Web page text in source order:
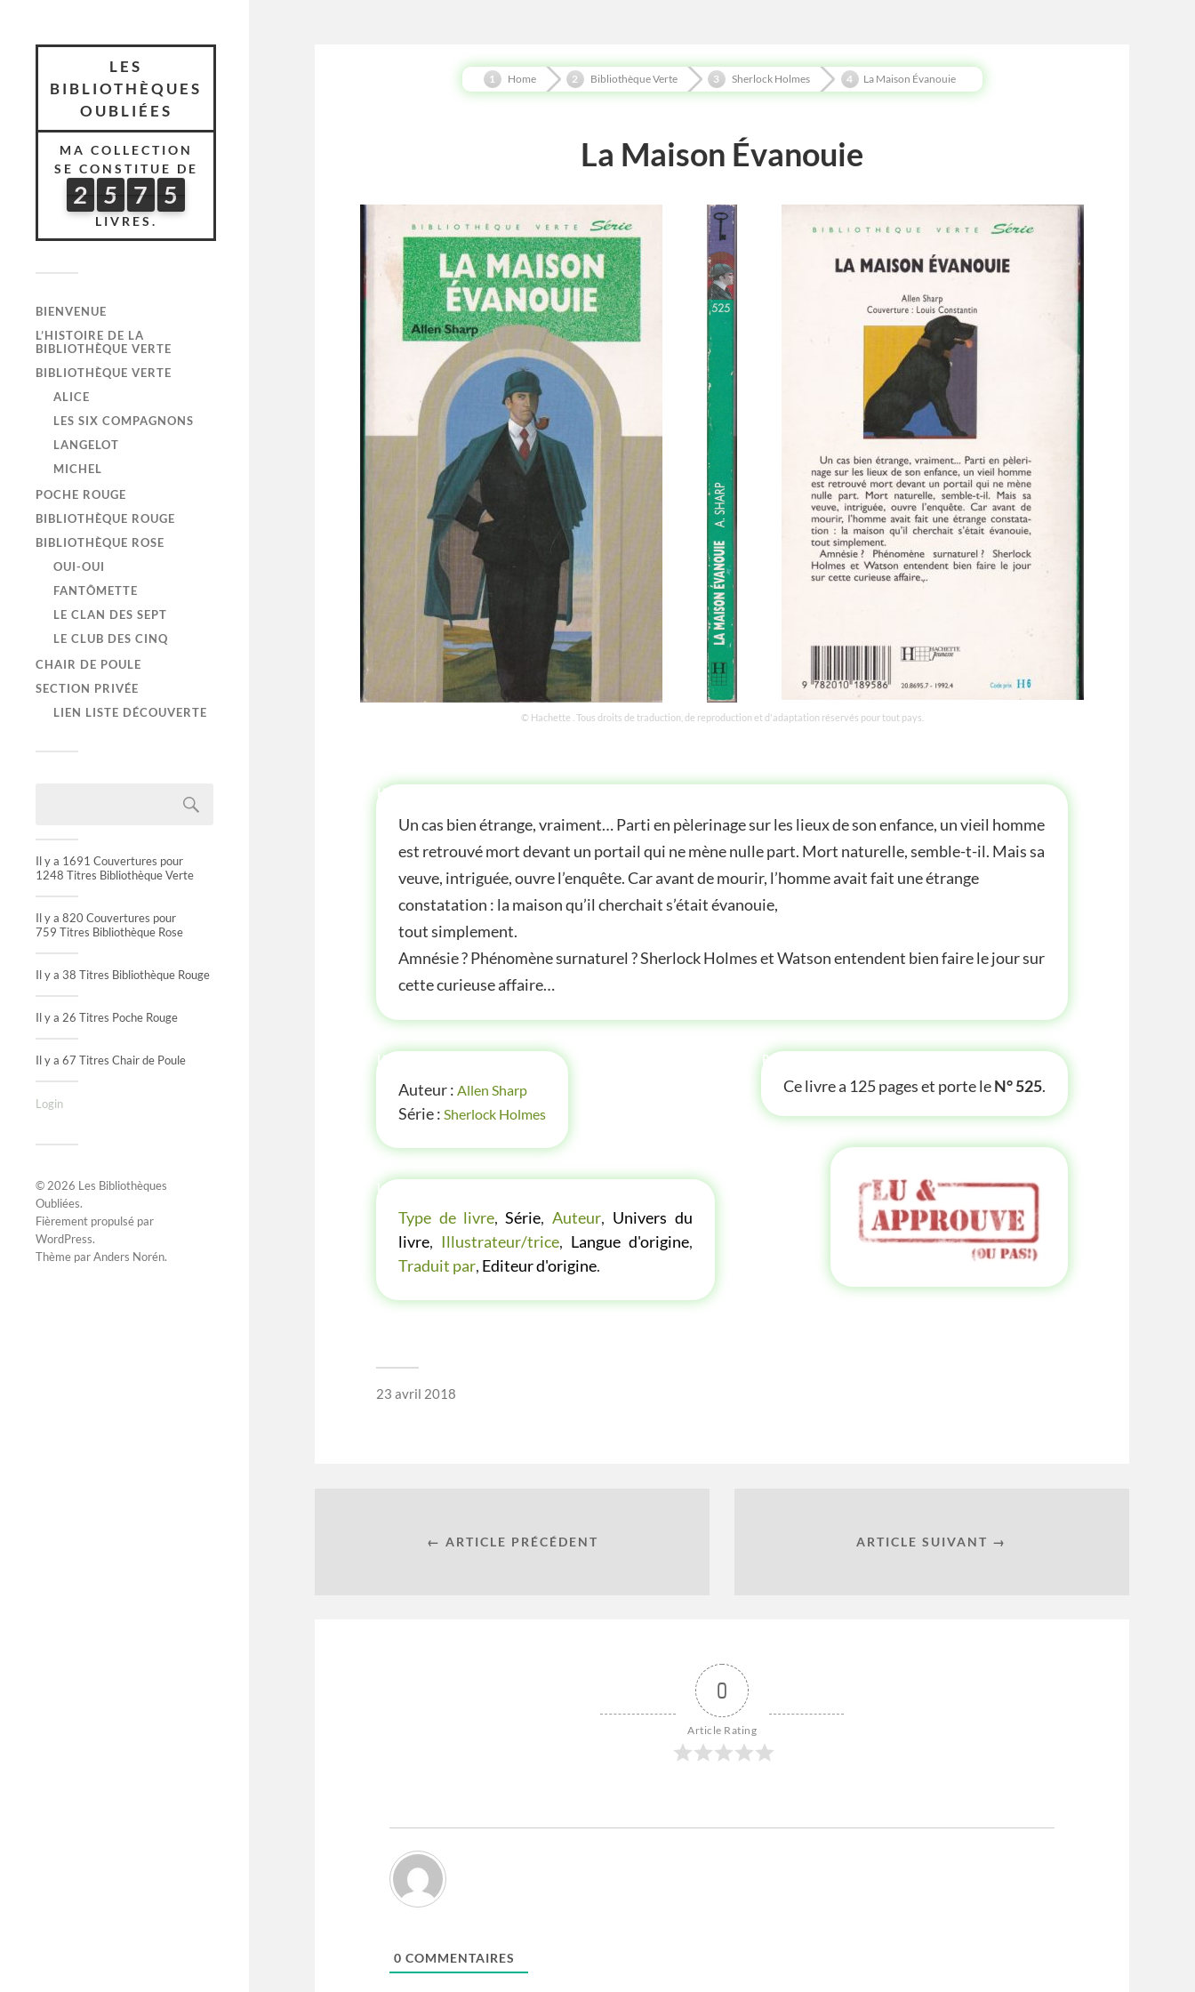
LES
BIBLIOTHÈQUES
OUBLIÉES
MA COLLECTION
SE CONSTITUE DE
2
5
2 5
4
5 7
6
7 5
5
LIVRES.
BIENVENUE
L’HISTOIRE DE LA
BIBLIOTHÈQUE VERTE
BIBLIOTHÈQUE VERTE
ALICE
LES SIX COMPAGNONS
LANGELOT
MICHEL
POCHE ROUGE
BIBLIOTHÈQUE ROUGE
BIBLIOTHÈQUE ROSE
OUI-OUI
FANTÔMETTE
LE CLAN DES SEPT
LE CLUB DES CINQ
CHAIR DE POULE
SECTION PRIVÉE
LIEN LISTE DÉCOUVERTE
Il y a 1691 Couvertures pour
1248 Titres Bibliothèque Verte
Il y a 820 Couvertures pour
759 Titres Bibliothèque Rose
Il y a 38 Titres Bibliothèque Rouge
Il y a 26 Titres Poche Rouge
Il y a 67 Titres Chair de Poule
Login
© 2026 Les Bibliothèques
Oubliées.
Fièrement propulsé par
WordPress.
Thème parAnders Norén.
Home Bibliothèque Verte Sherlock Holmes La Maison Évanouie
La Maison Évanouie
© Hachette . Tous droits de traduction, de reproduction et d'adaptation réservés pour tout pays.
HISTOIRE
Un cas bien étrange, vraiment… Parti en pèlerinage sur les lieux de son enfance, un vieil homme
est retrouvé mort devant un portail qui ne mène nulle part. Mort naturelle, semble-t-il. Mais sa
veuve, intriguée, ouvre l’enquête. Car avant de mourir, l’homme avait fait une étrange
constatation : la maison qu’il cherchait s’était évanouie,
tout simplement.
Amnésie ? Phénomène surnaturel ? Sherlock Holmes et Watson entendent bien faire le jour sur
cette curieuse affaire…
INFOS
Auteur :Allen Sharp
Série :Sherlock Holmes
P'TITE INFOS
Ce livre a 125 pages et porte leN° 525.
Type de livre,Série,Auteur, Univers du
livre, Illustrateur/trice, Langue d'origine,
Traduit par, Editeur d'origine.
23 avril 2018
← ARTICLE PRÉCÉDENT ARTICLE SUIVANT →
0
Article Rating
0 COMMENTAIRES